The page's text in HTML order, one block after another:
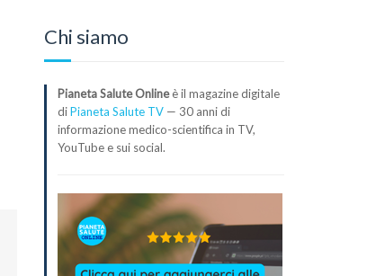
Chi siamo
Pianeta Salute Onlineè il magazine digitale
diPianeta Salute TV— 30 anni di
informazione medico-scientifica in TV,
YouTube e sui social.